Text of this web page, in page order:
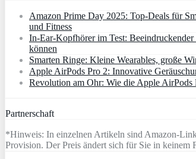
Amazon Prime Day 2025: Top-Deals für
und Fitness
In-Ear-Kopfhörer im Test:
können
Smarten Ringe: Kleine Wearables, große
Apple AirPods Pro 2: Innovative
Revolution am Ohr: Wie die Apple AirPods
Partnerschaft
*Hinweis: In einzelnen Artikeln sind Amazon-
Provision. Der Preis ändert sich für Sie in keinem